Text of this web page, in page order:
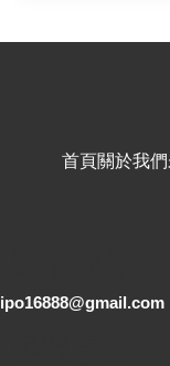
首頁關於我們
ipo16888@gmail.com